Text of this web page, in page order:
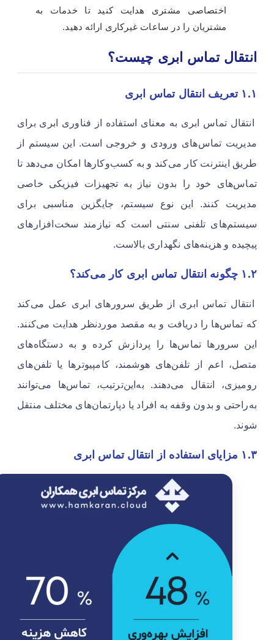
اختصاصی مشتری هدایت کنید تا خدمات به
مشتریان را در ساعات غیرکاری ارائه دهید.
انتقال تماس ابری چیست؟
۱.۱ تعریف انتقال تماس ابری
انتقال تماس ابری به معنای استفاده از فناوری ابری برای
مدیریت تماس‌های ورودی و خروجی است. این سیستم از
طریق اینترنت کار می‌کند و به کسب‌وکارها امکان می‌دهد تا
تماس‌های خود را بدون نیاز به تجهیزات فیزیکی خاصی
مدیریت کنند. این نوع سیستم، جایگزین مناسبی برای
سیستم‌های تلفنی سنتی است که نیازمند سخت‌افزارهای
پیچیده و هزینه‌های نگهداری بالاست.
۱.۲ چگونه انتقال تماس ابری کار می‌کند؟
انتقال تماس ابری از طریق سرورهای ابری عمل می‌کند
که تماس‌ها را دریافت و به مقصد موردنظر هدایت می‌کنند.
این سرورها تماس‌ها را پردازش کرده و به دستگاه‌های
متصل، اعم از تلفن‌های هوشمند، کامپیوترها یا تلفن‌های
رومیزی، انتقال می‌دهند. به‌این‌ترتیب، تماس‌ها می‌توانند
به‌راحتی و بدون وقفه به افراد یا دپارتمان‌های مختلف منتقل
شوند.
۱.۳ مزایای استفاده از انتقال تماس ابری